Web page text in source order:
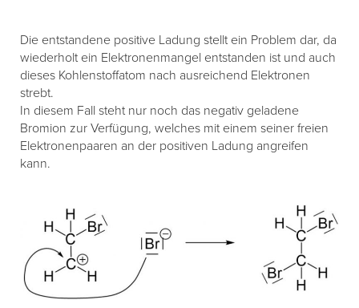
Die entstandene positive Ladung stellt ein Problem dar, da
wiederholt ein Elektronenmangel entstanden ist und auch
dieses Kohlenstoffatom nach ausreichend Elektronen
strebt.
In diesem Fall steht nur noch das negativ geladene
Bromion zur Verfügung, welches mit einem seiner freien
Elektronenpaaren an der positiven Ladung angreifen
kann.